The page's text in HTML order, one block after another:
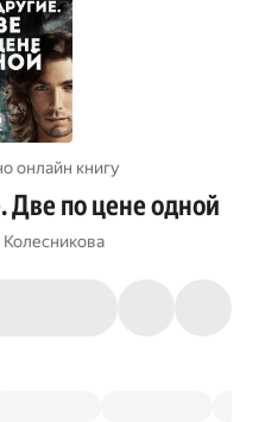
онлайн книгу
Две по цене одной
Колесникова